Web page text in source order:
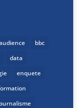
bbc
data
enquete